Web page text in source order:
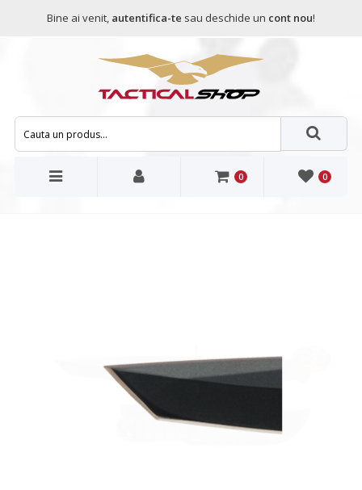
Bine ai venit, autentifica-te sau deschide un cont nou!
0 0